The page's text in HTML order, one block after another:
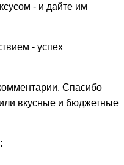
- и дайте им
- успех
Спасибо
вкусные и бюджетные